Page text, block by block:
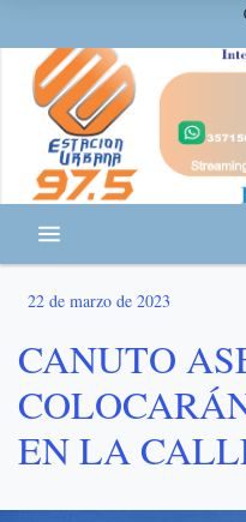
22 de marzo de 2023
CANUTO
EN LA